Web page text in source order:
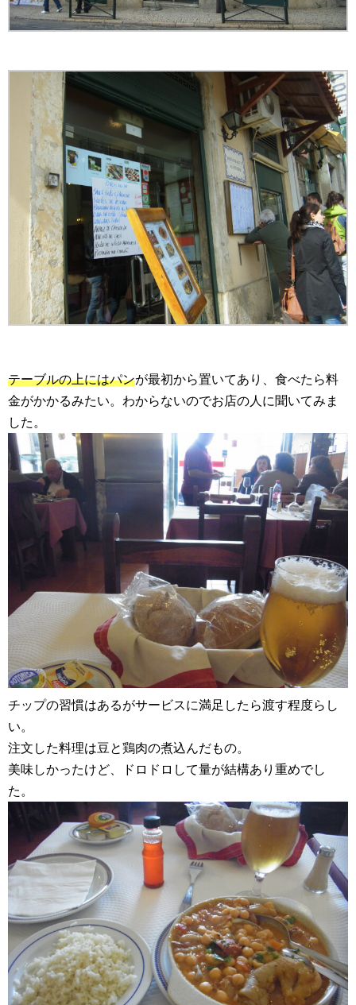
テーブルの上にはパンが最初から置いてあり、食べたら料
金がかかるみたい。わからないのでお店の人に聞いてみま
した。
チップの習慣はあるがサービスに満足したら渡す程度らし
い。
注文した料理は豆と鶏肉の煮込んだもの。
美味しかったけど、ドロドロして量が結構あり重めでし
た。